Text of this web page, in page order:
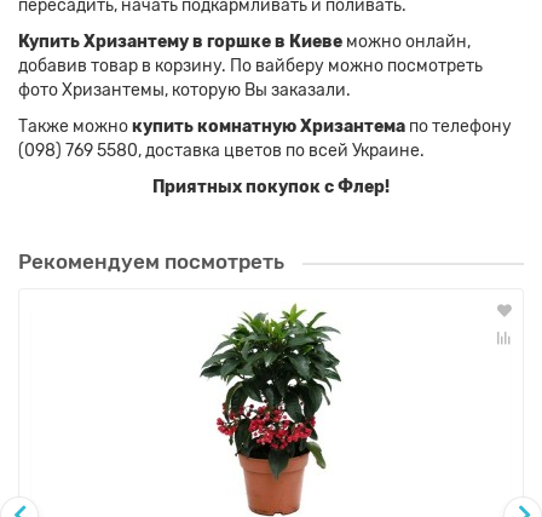
пересадить, начать подкармливать и поливать.
Купить Хризантему в горшке в Киеве можно онлайн,
добавив товар в корзину. По вайберу можно посмотреть
фото Хризантемы, которую Вы заказали.
Также можнокупить комнатную Хризантема по телефону
(098) 769 5580, доставка цветов по всей Украине.
Приятных покупок с Флер!
Рекомендуем посмотреть